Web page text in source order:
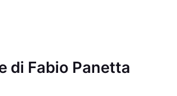
di Fabio Panetta